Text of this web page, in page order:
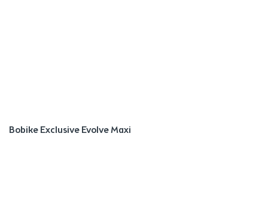
Bobike Exclusive Evolve Maxi